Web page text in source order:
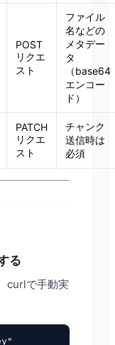
POST
リクエ
スト
ファイル
名などの
メタデー
タ
（base64
エンコー
ド）
PATCH
リクエ
スト
チャンク
送信時は
必須
る
curlで手動実